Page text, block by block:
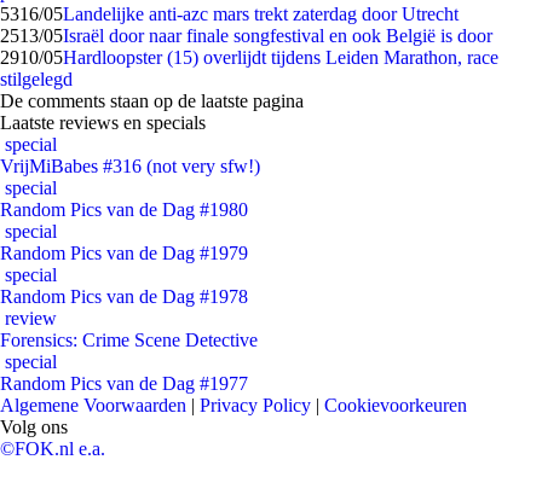
5316/05Landelijke anti-azc mars trekt zaterdag door Utrecht
2513/05Israël door naar finale songfestival en ook België is door
2910/05Hardloopster (15) overlijdt tijdens Leiden Marathon, race
stilgelegd
De comments staan op de laatste pagina
Laatste reviews en specials
special
VrijMiBabes #316 (not very sfw!)
special
Random Pics van de Dag #1980
special
Random Pics van de Dag #1979
special
Random Pics van de Dag #1978
review
Forensics: Crime Scene Detective
special
Random Pics van de Dag #1977
Algemene Voorwaarden | Privacy Policy | Cookievoorkeuren
Volg ons
©FOK.nl e.a.